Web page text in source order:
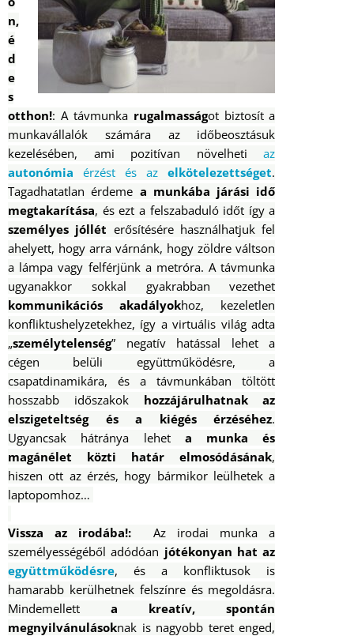
n,
é
d
e
s
otthon!: A távmunka rugalmasságot biztosít a
munkavállalók számára az időbeosztásuk
kezelésében, ami pozitívan növelhetiaz
autonómiaérzést és azelkötelezettséget.
Tagadhatatlan érdeme a munkába járási idő
megtakarítása, és ezt a felszabaduló időt így a
személyes jóllét erősítésére használhatjuk fel
ahelyett, hogy arra várnánk, hogy zöldre váltson
a lámpa vagy felférjünk a metróra.A távmunka
ugyanakkor sokkal gyakrabban vezethet
kommunikációs akadályokhoz, kezeletlen
konfliktushelyzetekhez, így a virtuális világ adta
„személytelenség” negatív hatással lehet a
cégen belüli együttműködésre, a
csapatdinamikára, és a távmunkában töltött
hosszabb időszakok hozzájárulhatnak az
elszigeteltség és a kiégés érzéséhez.
Ugyancsak hátránya lehet a munka és
magánélet közti határ elmosódásának,
hiszen ott az érzés, hogy bármikor leülhetek a
laptopomhoz…
Vissza az irodába!: Az irodai munka a
személyességéből adódóan jótékonyan hat az
együttműködésre, és a konfliktusok is
hamarabb kerülhetnek felszínre és megoldásra.
Mindemelletta kreatív, spontán
megnyilvánulásoknak is nagyobb teret enged,